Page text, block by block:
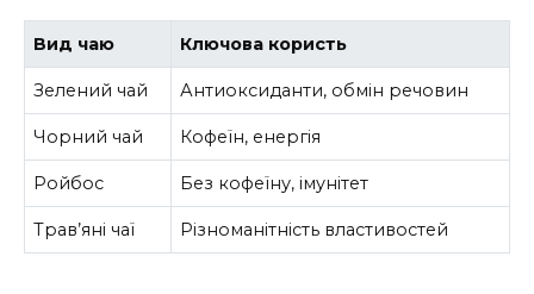
Вид чаю Ключова користь
Зелений чай Антиоксиданти, обмін речовин
Чорний чай Кофеїн, енергія
Ройбос Без кофеїну, імунітет
Трав’яні чаї Різноманітність властивостей